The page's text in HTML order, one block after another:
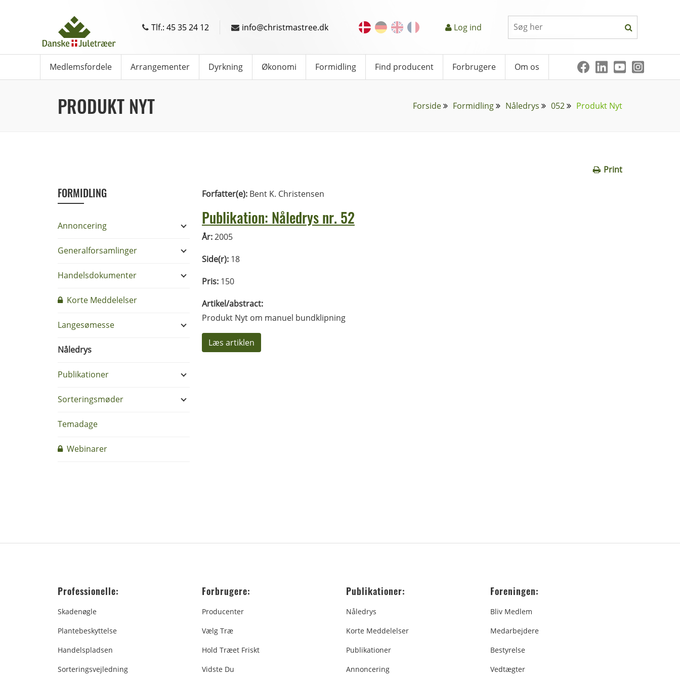
Tlf.: 45 35 24 12 info@christmastree.dk Log ind
Medlemsfordele Arrangementer Dyrkning Økonomi Formidling Find producent Forbrugere Om os
PRODUKT NYT Forside Formidling Nåledrys 052 Produkt Nyt
Print
FORMIDLING
Annoncering
Generalforsamlinger
Handelsdokumenter
Korte Meddelelser
Langesømesse
Nåledrys
Publikationer
Sorteringsmøder
Temadage
Webinarer
Forfatter(e): Bent K. Christensen
Publikation: Nåledrys nr. 52
År:2005
Side(r): 18
Pris: 150
Artikel/abstract:
Produkt Nyt om manuel bundklipning
Læs artiklen
Professionelle:
Skadenøgle
Plantebeskyttelse
Handelspladsen
Sorteringsvejledning
Forbrugere:
Producenter
Vælg Træ
Hold Træet Friskt
Vidste Du
Publikationer:
Nåledrys
Korte Meddelelser
Publikationer
Annoncering
Foreningen:
Bliv Medlem
Medarbejdere
Bestyrelse
Vedtægter